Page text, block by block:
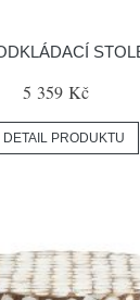
5 359 Kč
DETAIL PRODUKTU